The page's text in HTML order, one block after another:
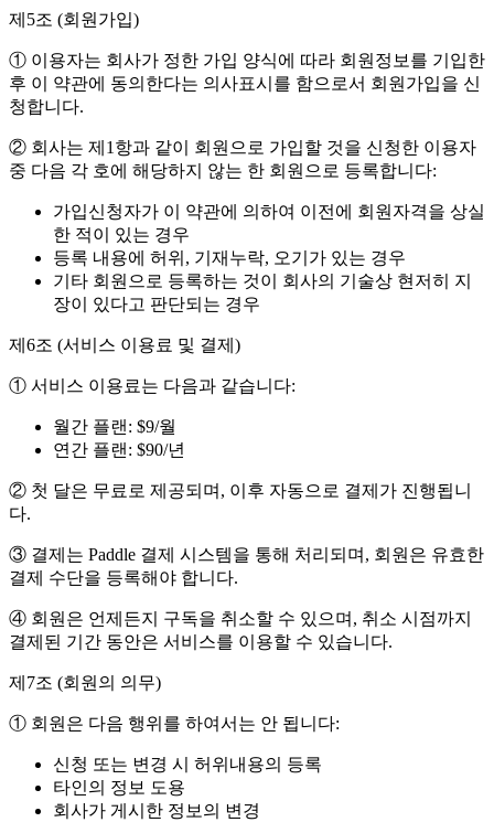
제5조 (회원가입)
① 이용자는 회사가 정한 가입 양식에 따라 회원정보를 기입한
후 이 약관에 동의한다는 의사표시를 함으로서 회원가입을 신
청합니다.
② 회사는 제1항과 같이 회원으로 가입할 것을 신청한 이용자
중 다음 각 호에 해당하지 않는 한 회원으로 등록합니다:
가입신청자가 이 약관에 의하여 이전에 회원자격을 상실
한 적이 있는 경우
등록 내용에 허위, 기재누락, 오기가 있는 경우
기타 회원으로 등록하는 것이 회사의 기술상 현저히 지
장이 있다고 판단되는 경우
제6조 (서비스 이용료 및 결제)
① 서비스 이용료는 다음과 같습니다:
월간 플랜: $9/월
연간 플랜: $90/년
② 첫 달은 무료로 제공되며, 이후 자동으로 결제가 진행됩니
다.
③ 결제는 Paddle 결제 시스템을 통해 처리되며, 회원은 유효한
결제 수단을 등록해야 합니다.
④ 회원은 언제든지 구독을 취소할 수 있으며, 취소 시점까지
결제된 기간 동안은 서비스를 이용할 수 있습니다.
제7조 (회원의 의무)
① 회원은 다음 행위를 하여서는 안 됩니다:
신청 또는 변경 시 허위내용의 등록
타인의 정보 도용
회사가 게시한 정보의 변경